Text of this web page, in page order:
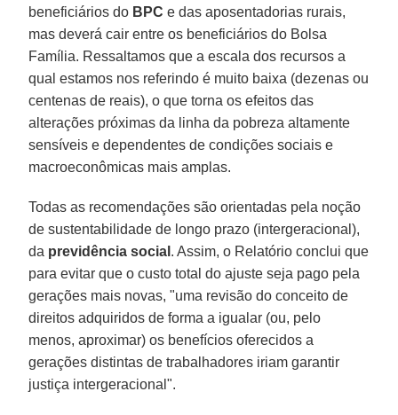
beneficiários do BPC e das aposentadorias rurais,
mas deverá cair entre os beneficiários do Bolsa
Família. Ressaltamos que a escala dos recursos a
qual estamos nos referindo é muito baixa (dezenas ou
centenas de reais), o que torna os efeitos das
alterações próximas da linha da pobreza altamente
sensíveis e dependentes de condições sociais e
macroeconômicas mais amplas.
Todas as recomendações são orientadas pela noção
de sustentabilidade de longo prazo (intergeracional),
da previdência social . Assim, o Relatório conclui que
para evitar que o custo total do ajuste seja pago pela
gerações mais novas, "uma revisão do conceito de
direitos adquiridos de forma a igualar (ou, pelo
menos, aproximar) os benefícios oferecidos a
gerações distintas de trabalhadores iriam garantir
justiça intergeracional".